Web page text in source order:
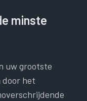
minste
uw grootste
door het